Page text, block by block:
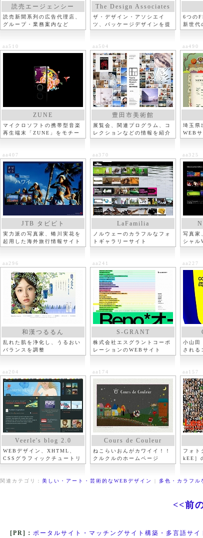
読売エージェンシー
読売新聞系列の広告代理店、
グループ・業務案内など
The Design Associates
ザ・デザイン・アソシエイ
ツ、パッケージデザインを提
供
6つの
新世代
aa510
ZUNE
マイクロソフトの携帯型音楽
再生端末「ZUNE」をモチー
フ
aa504
豊田市美術館
展覧会、関連プログラム、コ
レクションなどの情報を紹介
aa490
埼玉県
WEB
aa407
JTB タビビト
実力派の写真家、蜷川実花を
起用した海外旅行情報サイト
aa370
LaFamilia
ノルウェーのカラフルなフォ
トギャラリーサイト
aa325
写真家
シャル
aa296
和漢つるるん
乱れた肌を浄化し、うるおい
バランスを調整
aa241
S-GRANT
株式会社エスグラントコーポ
レーションのWEBサイト
aa227
小山田
される
aa204
Veerle's blog 2.0
WEBデザイン、XHTML、
CSSグラフィックチュートリ
アルなど
aa174
Cours de Couleur
ねこらいおんがカワイイ！！
クルクルのホームページ
aa157
フォト
kEE］
ト
関連カテゴリ： 美しい・アート・芸術的なWEBデザイン | 多色・カラフル
<<前
[PR]： ポータルサイト・マッチングサイト構築・多言語サ